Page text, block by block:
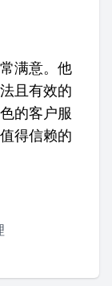
满意。他
且有效的
的客户服
得信赖的